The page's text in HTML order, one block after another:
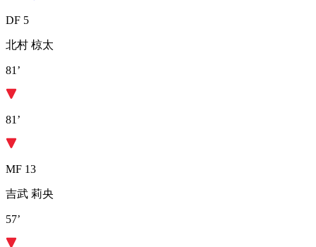
DF 5
北村 椋太
81’
81’
MF 13
吉武 莉央
57’